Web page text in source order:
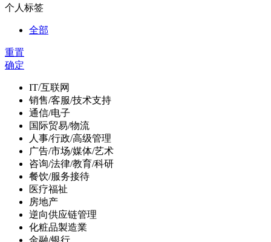
个人标签
全部
重置
确定
IT/互联网
销售/客服/技术支持
通信/电子
国际贸易/物流
人事/行政/高级管理
广告/市场/媒体/艺术
咨询/法律/教育/科研
餐饮/服务接待
医疗福祉
房地产
逆向供应链管理
化粧品製造業
金融/银行